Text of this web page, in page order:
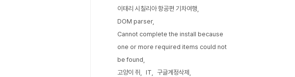
이태리 시칠리아 항공편 기차여행
DOM parser
Cannot complete the install because
one or more required items could not
be found
고양이 쥐
IT
구글계정삭제